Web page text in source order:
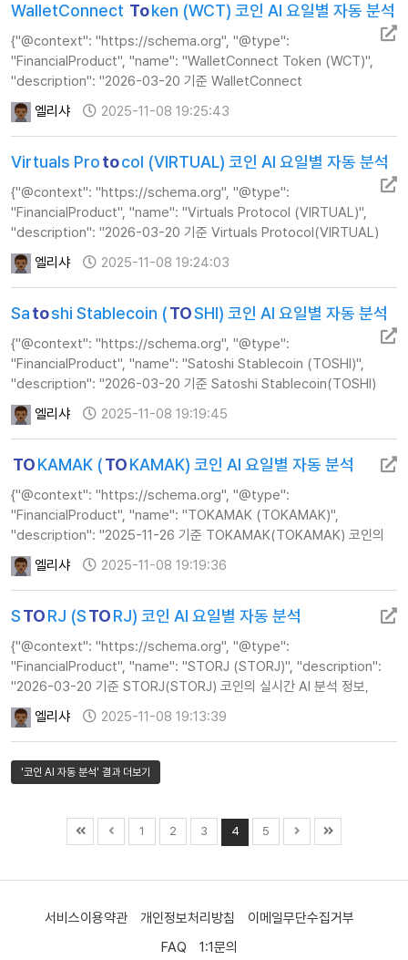
WalletConnect Token (WCT) 코인 AI 요일별 자동 분석
{"@context": "https://schema.org", "@type":
"FinancialProduct", "name": "WalletConnect Token (WCT)",
"description": "2026-03-20 기준 WalletConnect
Token(WCT) 코인의 실시간 AI 분석 정보, 주가, 기술적 지표 및
투자 전략 가이드를 제공합니다.", "url…
엘리샤 2025-11-08 19:25:43
Virtuals Protocol (VIRTUAL) 코인 AI 요일별 자동 분석
{"@context": "https://schema.org", "@type":
"FinancialProduct", "name": "Virtuals Protocol (VIRTUAL)",
"description": "2026-03-20 기준 Virtuals Protocol(VIRTUAL)
코인의 실시간 AI 분석 정보, 주가, 기술적 지표 및 투자 전략 가이드를
제공합니다.", "url…
엘리샤 2025-11-08 19:24:03
Satoshi Stablecoin (TOSHI) 코인 AI 요일별 자동 분석
{"@context": "https://schema.org", "@type":
"FinancialProduct", "name": "Satoshi Stablecoin (TOSHI)",
"description": "2026-03-20 기준 Satoshi Stablecoin(TOSHI)
코인의 실시간 AI 분석 정보, 주가, 기술적 지표 및 투자 전략 가이드를
제공합니다.", "url&#…
엘리샤 2025-11-08 19:19:45
TOKAMAK (TOKAMAK) 코인 AI 요일별 자동 분석
{"@context": "https://schema.org", "@type":
"FinancialProduct", "name": "TOKAMAK (TOKAMAK)",
"description": "2025-11-26 기준 TOKAMAK(TOKAMAK) 코인의
실시간 AI 분석 정보, 주가, 기술적 지표 및 투자 전략 가이드를
제공합니다.", "url": "https:…
엘리샤 2025-11-08 19:19:36
STORJ (STORJ) 코인 AI 요일별 자동 분석
{"@context": "https://schema.org", "@type":
"FinancialProduct", "name": "STORJ (STORJ)", "description":
"2026-03-20 기준 STORJ(STORJ) 코인의 실시간 AI 분석 정보,
주가, 기술적 지표 및 투자 전략 가이드를 제공합니다.", "url":
"https://www.ca…
엘리샤 2025-11-08 19:13:39
'코인 AI 자동 분석' 결과 더보기
1 2 3 4 5
서비스이용약관 개인정보처리방침
이메일무단수집거부
FAQ
1:1문의